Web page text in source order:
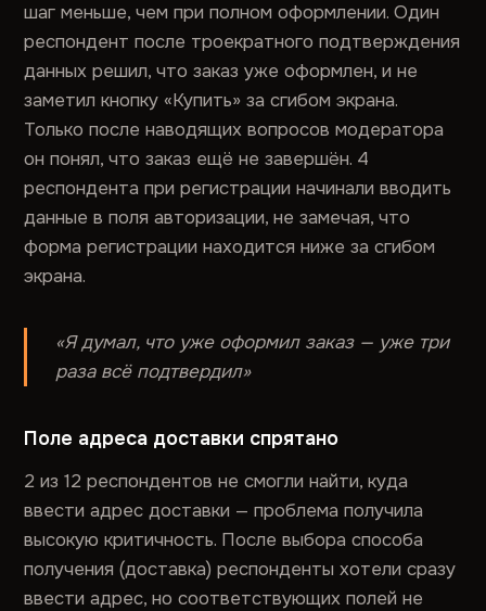
шаг меньше, чем при полном оформлении. Один
респондент после троекратного подтверждения
данных решил, что заказ уже оформлен, и не
заметил кнопку «Купить» за сгибом экрана.
Только после наводящих вопросов модератора
он понял, что заказ ещё не завершён. 4
респондента при регистрации начинали вводить
данные в поля авторизации, не замечая, что
форма регистрации находится ниже за сгибом
экрана.
«Я думал, что уже оформил заказ — уже три
раза всё подтвердил»
Поле адреса доставки спрятано
2 из 12 респондентов не смогли найти, куда
ввести адрес доставки — проблема получила
высокую критичность. После выбора способа
получения (доставка) респонденты хотели сразу
ввести адрес, но соответствующих полей не